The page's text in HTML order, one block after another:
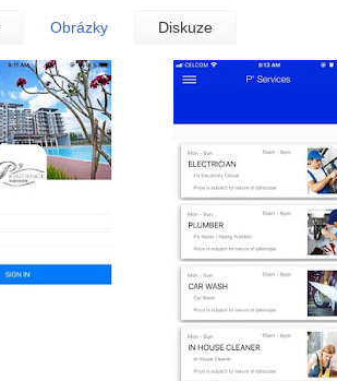
Obrázky Diskuze